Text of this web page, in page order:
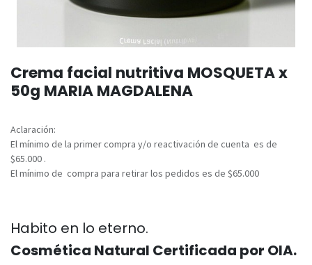
Crema facial nutritiva MOSQUETA x
50g MARIA MAGDALENA
Aclaración:
El mínimo de la primer compra y/o reactivación de cuenta es de
$65.000 .
El mínimo de compra para retirar los pedidos es de $65.000
Habito en lo eterno.
Cosmética Natural Certificada por OIA.